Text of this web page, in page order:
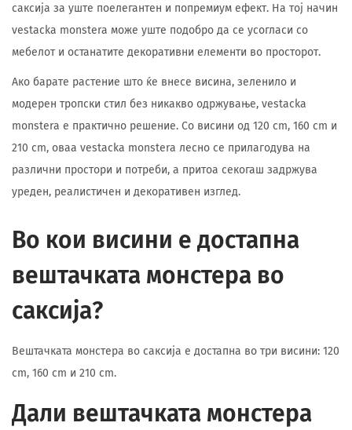
саксија за уште поелегантен и попремиум ефект. На тој начин
vestacka monstera може уште подобро да се усогласи со
мебелот и останатите декоративни елементи во просторот.
Ако барате растение што ќе внесе висина, зеленило и
модерен тропски стил без никакво одржување, vestacka
monstera е практично решение. Со висини од 120 cm, 160 cm и
210 cm, оваа vestacka monstera лесно се прилагодува на
различни простори и потреби, а притоа секогаш задржува
уреден, реалистичен и декоративен изглед.
Во кои висини е достапна
вештачката монстера во
саксија?
Вештачката монстера во саксија е достапна во три висини: 120
cm, 160 cm и 210 cm.
Дали вештачката монстера